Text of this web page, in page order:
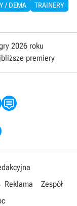
/ DEMA
TRAINERY
2026 roku
premiery
Reklama
Zespół